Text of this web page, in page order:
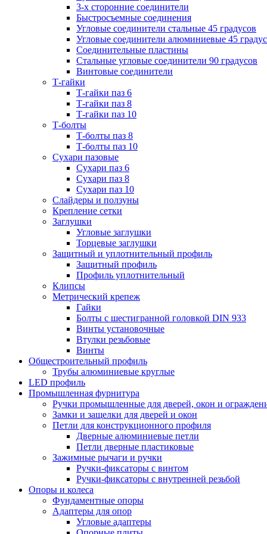
3-х сторонние соединители
Быстросъемные соединения
Угловые соединители стальные 45 градусов
Угловые соединители алюминиевые 45
Соединительные пластины
Стальные угловые соединители 90 градусов
Винтовые соединители
Т-гайки
Т-гайки паз 6
Т-гайки паз 8
Т-гайки паз 10
Т-болты
Т-болты паз 8
Т-болты паз 10
Сухари пазовые
Сухари паз 6
Сухари паз 8
Сухари паз 10
Слайдеры и ползуны
Крепление сетки
Заглушки
Угловые заглушки
Торцевые заглушки
Защитный и уплотнительный профиль
Защитный профиль
Профиль уплотнительный
Клипсы
Метрический крепеж
Гайки
Болты с шестигранной головкой DIN 933
Винты установочные
Втулки резьбовые
Винты
Общестроительный профиль
Трубы алюминиевые круглые
LED профиль
Промышленная фурнитура
Ручки промышленные для дверей, окон и
Замки и защелки для дверей и окон
Петли для конструкционного профиля
Дверные алюминиевые петли
Петли дверные пластиковые
Зажимные рычаги и ручки
Ручки-фиксаторы c винтом
Ручки-фиксаторы c внутренней резьбой
Опоры и колеса
Фундаментные опоры
Адаптеры для опор
Угловые адаптеры